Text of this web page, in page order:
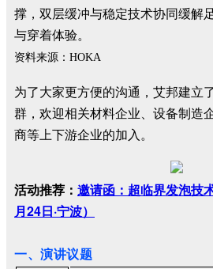
撑，双层缓冲与稳定技术协同缓解
与穿着体验。
资料来源：HOKA
为了大家更方便的沟通，艾邦建立
群，欢迎相关材料企业、设备制造
商等上下游企业的加入。
活动推荐： 邀请函：超临界发泡技
月24日·宁波）
一、演讲议题